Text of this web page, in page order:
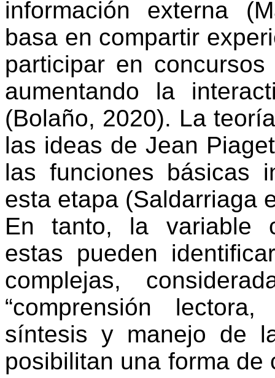
información externa
basa en compartir
participar en concursos
aumentando la
(Bolaño, 2020). La
las ideas de Jean
las funciones básicas
esta etapa (Saldarriaga
En tanto, la variable
estas
pueden
complejas,
“comprensión lectora
síntesis y manejo de
posibilitan una forma de